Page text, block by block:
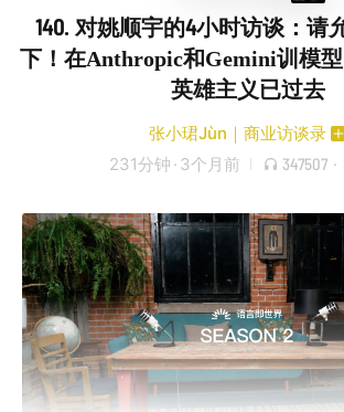
140. 对姚顺宇的4小时访谈：请
下！在Anthropic和Gemini训模型
英雄主义已过去
张小珺Jùn｜商业访谈录
231分钟 · 3个月前 347507 ·